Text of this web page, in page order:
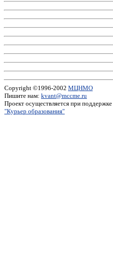
Copyright ©1996-2002 МЦНМО
Пишите нам: kvant@mccme.ru
Проект осуществляется при поддержке
"Курьер образования"